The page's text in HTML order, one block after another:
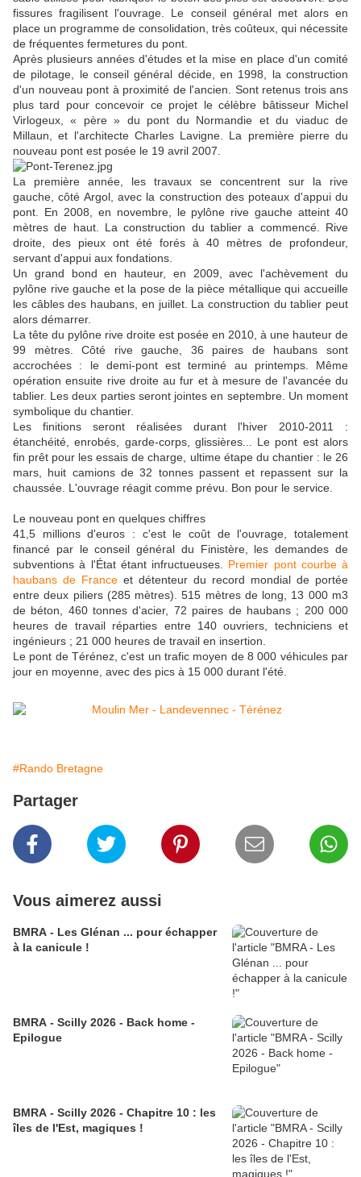
fissures fragilisent l'ouvrage. Le conseil général met alors en
place un programme de consolidation, très coûteux, qui nécessite
de fréquentes fermetures du pont.
Après plusieurs années d'études et la mise en place d'un comité
de pilotage, le conseil général décide, en 1998, la construction
d'un nouveau pont à proximité de l'ancien. Sont retenus trois ans
plus tard pour concevoir ce projet le célèbre bâtisseur Michel
Virlogeux, « père » du pont du Normandie et du viaduc de
Millaun, et l'architecte Charles Lavigne. La première pierre du
nouveau pont est posée le 19 avril 2007.
La première année, les travaux se concentrent sur la rive
gauche, côté Argol, avec la construction des poteaux d'appui du
pont. En 2008, en novembre, le pylône rive gauche atteint 40
mètres de haut. La construction du tablier a commencé. Rive
droite, des pieux ont été forés à 40 mètres de profondeur,
servant d'appui aux fondations.
Un grand bond en hauteur, en 2009, avec l'achèvement du
pylône rive gauche et la pose de la pièce métallique qui accueille
les câbles des haubans, en juillet. La construction du tablier peut
alors démarrer.
La tête du pylône rive droite est posée en 2010, à une hauteur de
99 mètres. Côté rive gauche, 36 paires de haubans sont
accrochées : le demi-pont est terminé au printemps. Même
opération ensuite rive droite au fur et à mesure de l'avancée du
tablier. Les deux parties seront jointes en septembre. Un moment
symbolique du chantier.
Les finitions seront réalisées durant l'hiver 2010-2011 :
étanchéité, enrobés, garde-corps, glissières... Le pont est alors
fin prêt pour les essais de charge, ultime étape du chantier : le 26
mars, huit camions de 32 tonnes passent et repassent sur la
chaussée. L'ouvrage réagit comme prévu. Bon pour le service.
Le nouveau pont en quelques chiffres
41,5 millions d'euros : c'est le coût de l'ouvrage, totalement
financé par le conseil général du Finistère, les demandes de
subventions à l'État étant infructueuses. Premier pont courbe à
haubans de France et détenteur du record mondial de portée
entre deux piliers (285 mètres). 515 mètres de long, 13 000 m3
de béton, 460 tonnes d'acier, 72 paires de haubans ; 200 000
heures de travail réparties entre 140 ouvriers, techniciens et
ingénieurs ; 21 000 heures de travail en insertion.
Le pont de Térénez, c'est un trafic moyen de 8 000 véhicules par
jour en moyenne, avec des pics à 15 000 durant l'été.
#Rando Bretagne
Partager
Vous aimerez aussi
BMRA - Les Glénan ... pour échapper
à la canicule !
BMRA - Scilly 2026 - Back home -
Epilogue
BMRA - Scilly 2026 - Chapitre 10 : les
îles de l'Est, magiques !